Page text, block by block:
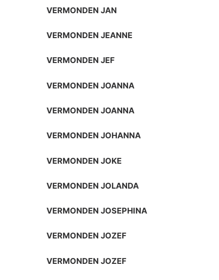
VERMONDEN JAN
VERMONDEN JEANNE
VERMONDEN JEF
VERMONDEN JOANNA
VERMONDEN JOANNA
VERMONDEN JOHANNA
VERMONDEN JOKE
VERMONDEN JOLANDA
VERMONDEN JOSEPHINA
VERMONDEN JOZEF
VERMONDEN JOZEF